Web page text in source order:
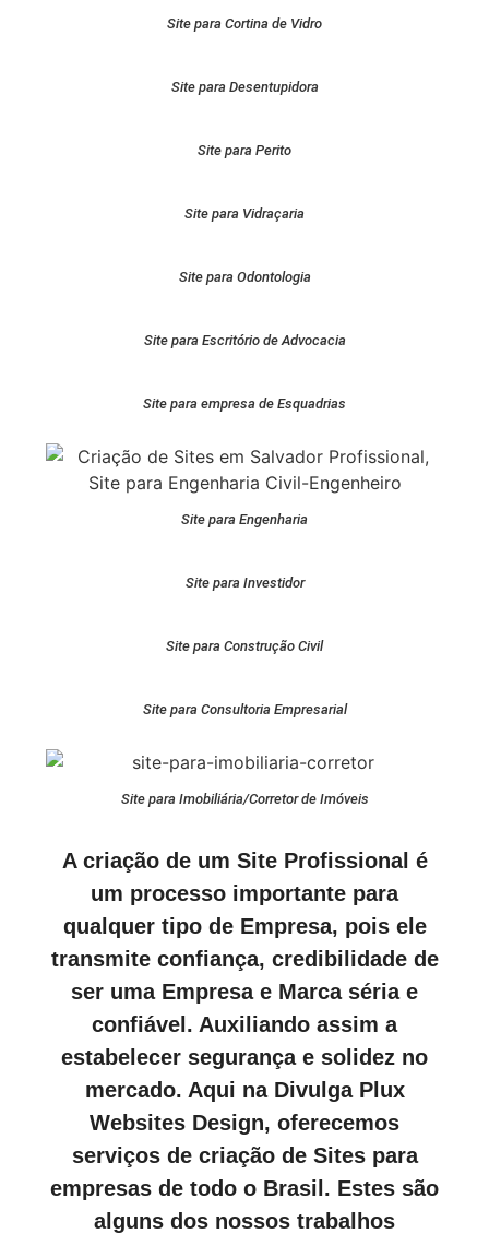
Site para Cortina de Vidro
Site para Desentupidora
Site para Perito
Site para Vidraçaria
Site para Odontologia
Site para Escritório de Advocacia
Site para empresa de Esquadrias
Site para Engenharia
Site para Investidor
Site para Construção Civil
Site para Consultoria Empresarial
Site para Imobiliária/Corretor de Imóveis
A criação de um Site Profissional é
um processo importante para
qualquer tipo de Empresa, pois ele
transmite confiança, credibilidade de
ser uma Empresa e Marca séria e
confiável. Auxiliando assim a
estabelecer segurança e solidez no
mercado. Aqui na Divulga Plux
Websites Design, oferecemos
serviços de criação de Sites para
empresas de todo o Brasil. Estes são
alguns dos nossos trabalhos